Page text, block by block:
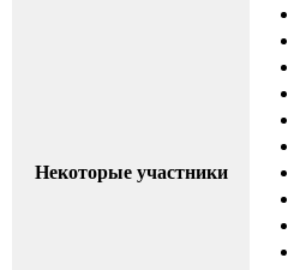
Некоторые участники